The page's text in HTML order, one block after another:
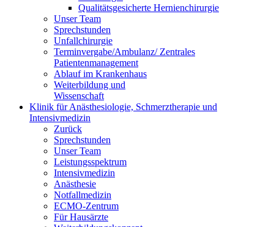
Qualitätsgesicherte Hernienchirurgie
Unser Team
Sprechstunden
Unfallchirurgie
Terminvergabe/Ambulanz/ Zentrales
Patientenmanagement
Ablauf im Krankenhaus
Weiterbildung und
Wissenschaft
Klinik für Anästhesiologie, Schmerztherapie und
Intensivmedizin
Zurück
Sprechstunden
Unser Team
Leistungsspektrum
Intensivmedizin
Anästhesie
Notfallmedizin
ECMO-Zentrum
Für Hausärzte